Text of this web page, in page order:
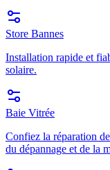
Store Bannes
Installation rapide et
solaire.
Baie Vitrée
Confiez la réparation
du dépannage et de la